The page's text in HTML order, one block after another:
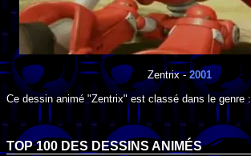
Zentrix-2001
Ce dessin animé "Zentrix" est classé dans le genre :
TOP 100 DESDESSINS ANIMÉS